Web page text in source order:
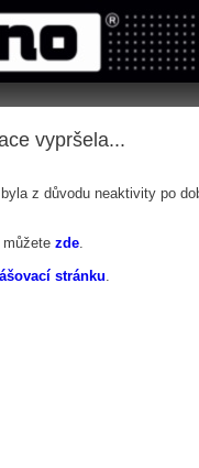
s.r.o - Online
Sports booking system
vypršela...
z důvodu neaktivity po
můžete zde.
stránku.